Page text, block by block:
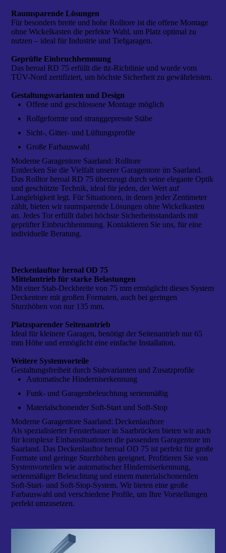
Raumsparende Lösungen
Für besonders breite und hohe Rolltore ist die offene Montage
ohne Wickelkasten die perfekte Wahl, um Platz optimal zu
nutzen – ideal für Industrie und Tiefgaragen.
Geprüfte Einbruchhemmung
Das heroal RD 75 erfüllt die ttz-Richtlinie und wurde vom
TÜV-Nord zertifiziert, um höchste Sicherheit zu gewährleisten.
Gestaltungsvarianten und Design
Offene und geschlossene Montage möglich
Rollgeformte und stranggepresste Stäbe
Sicht-, Gitter- und Lüftungsprofile
Große Farbauswahl
Moderne Garagentore Saarland: Rolltore
Entdecken Sie die Vielfalt unserer Garagentore im Saarland.
Das Rolltor heroal RD 75 überzeugt durch seine elegante Optik
und geschützte Technik, ideal für jeden, der Wert auf
Langlebigkeit legt. Für Situationen, in denen jeder Zentimeter
zählt, bieten wir raumsparende Lösungen ohne Wickelkasten
an. Jedes Tor erfüllt dabei höchste Sicherheitsstandards mit
geprüfter Einbruchhemmung. Kontaktieren Sie uns, für eine
individuelle Beratung.
Deckenlauftor heroal OD 75
Mittelantrieb für starke Belastungen
Mit einer Stab-Deckbreite von 75 mm ermöglicht dieses System
Deckentore mit großen Formaten, auch bei geringen
Sturzhöhen von nur 135 mm.
Platzsparender Seitenantrieb
Ideal für kleinere Garagen, benötigt der Seitenantrieb nur 65
mm Höhe und ermöglicht eine einfache Installation.
Weitere Systemvorteile
Gestaltungsfreiheit durch Stabvarianten und Zusatzprofile
Automatische Hinderniserkennung
Funk- und Garagenbeleuchtung serienmäßig
Materialschonender Soft-Start und Soft-Stop
Moderne Garagentore Saarland: Deckenlauftore
Als spezialisierter Fensterbauer in Saarbrücken bieten wir auch
für komplexe Einbausituationen die passenden Garagentore im
Saarland. Das Deckenlauftor heroal OD 75 ist perfekt für große
Formate und geringe Sturzhöhen geeignet. Profitieren Sie von
Systemvorteilen wie automatischer Hinderniserkennung,
serienmäßiger Beleuchtung und einem materialschonenden
Soft-Start- und Soft-Stop-System. Wir bieten eine große
Farbauswahl und verschiedene Profile, um Ihre Vorstellungen
perfekt umzusetzen.